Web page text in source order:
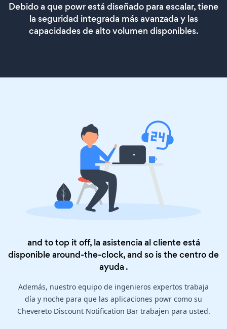
Debido a que powr está diseñado para escalar, tiene
la seguridad integrada más avanzada y las
capacidades de alto volumen disponibles.
and to top it off, la asistencia al cliente está
disponible around-the-clock, and so is thecentro de
ayuda .
Además, nuestro equipo de ingenieros expertos trabaja
día y noche para que las aplicaciones powr como su
Chevereto Discount Notification Bar trabajen para usted.